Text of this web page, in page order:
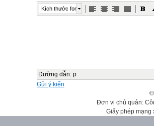
Kích thước font
Đường dẫn: p
Gửi ý kiến
Đơn vị chủ quản:
Giấy phép mạng